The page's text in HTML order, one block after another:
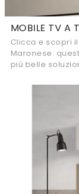
MOBILE TV A
Clicca e scopri
Maronese:
più belle